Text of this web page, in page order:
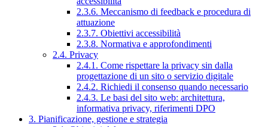
2.3.6. Meccanismo di feedback e procedura di
attuazione
2.3.7. Obiettivi accessibilità
2.3.8. Normativa e approfondimenti
2.4. Privacy
2.4.1. Come rispettare la privacy sin dalla
progettazione di un sito o servizio digitale
2.4.2. Richiedi il consenso quando necessario
2.4.3. Le basi del sito web: architettura,
informativa privacy, riferimenti DPO
3. Pianificazione, gestione e strategia